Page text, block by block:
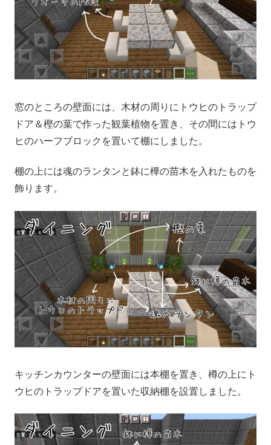
窓のところの壁面には、木材の周りにトウヒのトラップ
ドア＆樫の葉で作った観葉植物を置き、その間にはトウ
ヒのハーフブロックを置いて棚にしました。
棚の上には魂のランタンと鉢に樺の苗木を入れたものを
飾ります。
キッチンカウンターの壁面には本棚を置き、樽の上にト
ウヒのトラップドアを置いた収納棚を設置しました。